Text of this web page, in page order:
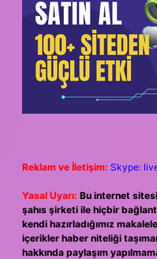
Reklam ve İletişim: Skype:
Yasal Uyarı: Bu internet
şahıs şirketi ile hiçbir
kendi hazırladığımız
içerikler haber niteliği
hakkında paylaşım